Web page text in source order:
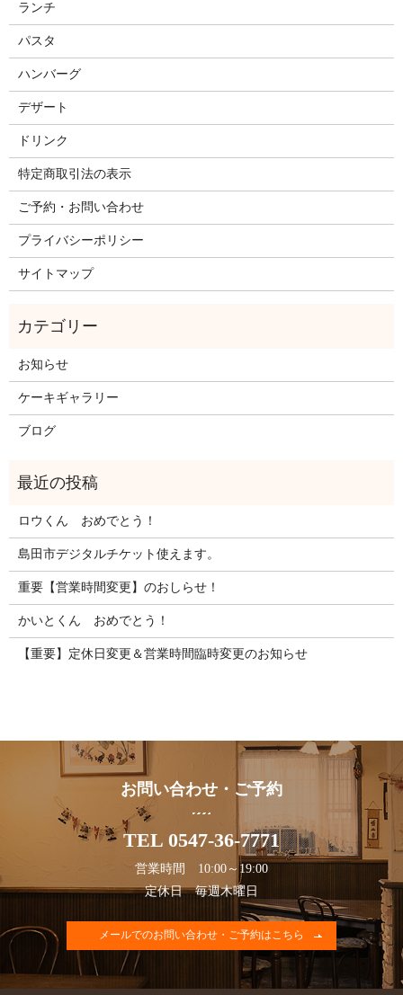
ランチ
パスタ
ハンバーグ
デザート
ドリンク
特定商取引法の表示
ご予約・お問い合わせ
プライバシーポリシー
サイトマップ
お知らせ
ケーキギャラリー
ブログ
ロウくん おめでとう！
島田市デジタルチケット使えます。
重要【営業時間変更】のおしらせ！
かいとくん おめでとう！
【重要】定休日変更＆営業時間臨時変更のお知らせ
お問い合わせ・ご予約
TEL 0547-36-7771
営業時間 10:00～19:00
定休日 毎週木曜日
メールでのお問い合わせ・ご予約はこちら